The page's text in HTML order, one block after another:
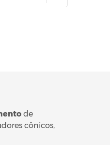
de
cônicos,